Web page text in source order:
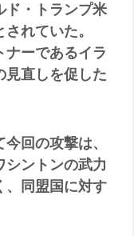
ド・トランプ米
れていた。
ナーであるイラ
見直しを促した
回の攻撃は、
シントンの武力
、同盟国に対す